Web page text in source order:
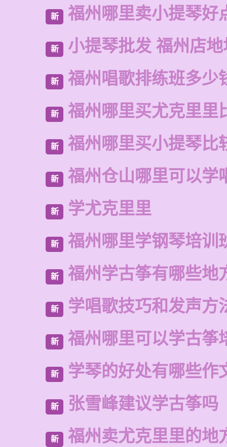
新 福州哪里卖小提琴好
新 小提琴批发 福州店地
新 福州唱歌排练班多少
新 福州哪里买尤克里里
新 福州哪里买小提琴比
新 福州仓山哪里可以学
新 学尤克里里
新 福州哪里学钢琴培训
新 福州学古筝有哪些地
新 学唱歌技巧和发声方
新 福州哪里可以学古筝
新 学琴的好处有哪些作
新 张雪峰建议学古筝吗
新 福州卖尤克里里的地